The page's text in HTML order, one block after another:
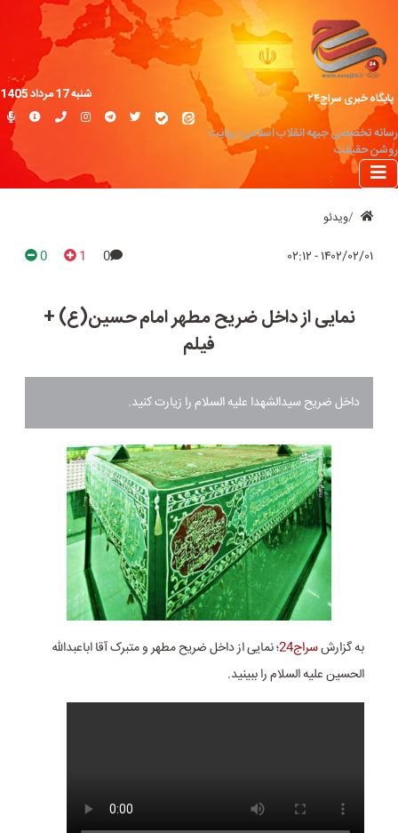
پایگاه خبری سراج۲۴
رسانه تخصصی جبهه انقلاب اسلامی؛ روایت
روشن حقیقت
شنبه 17 مرداد 1405
ویدئو
۱۴۰۲/۰۲/۰۱ - ۰۲:۱۲ 0
1
0
نمایی از داخل ضریح مطهر امام حسین(ع) +
فیلم
داخل ضریح سیدالشهدا علیه السلام را زیارت کنید.
به گزارشسراج24
؛ نمایی از داخل ضریح مطهر و متبرک آقا اباعبدالله
الحسین علیه السلام را ببینید.